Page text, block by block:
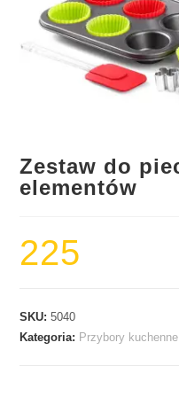
Zestaw do
elementów
225
SKU:5040
Kategoria: Przybory kuchenne